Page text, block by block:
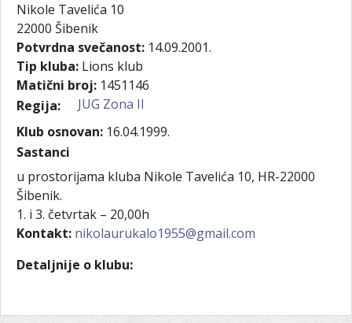
Nikole Tavelića 10
22000 Šibenik
Potvrdna svečanost: 14.09.2001.
Tip kluba: Lions klub
Matični broj: 1451146
Regija:
JUG Zona II
Klub osnovan: 16.04.1999.
Sastanci
u prostorijama kluba Nikole Tavelića 10, HR-22000
Šibenik.
1. i 3. četvrtak – 20,00h
Kontakt: nikolaurukalo1955@gmail.com
Detaljnije o klubu: